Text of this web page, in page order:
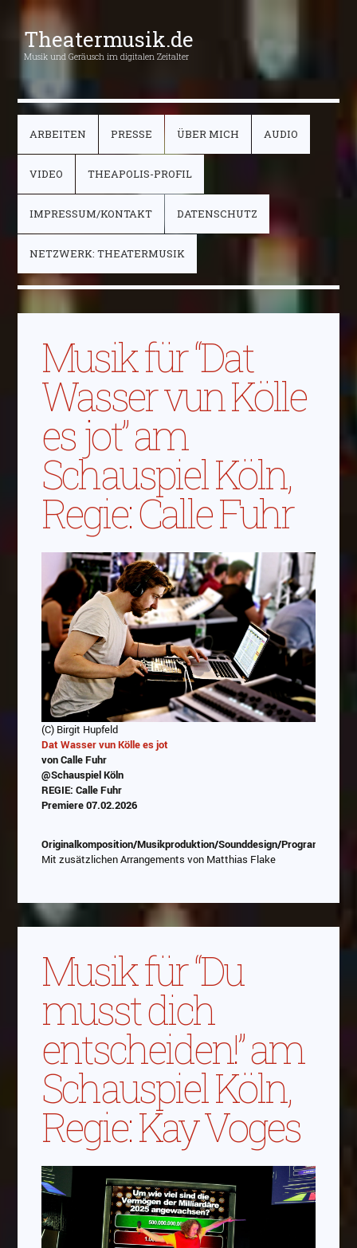
Theatermusik.de
Musik und Geräusch im digitalen Zeitalter
ARBEITEN PRESSE ÜBER MICH AUDIO
VIDEO THEAPOLIS-PROFIL
IMPRESSUM/KONTAKT DATENSCHUTZ
NETZWERK: THEATERMUSIK
Musik für “Dat
Wasser vun Kölle
es jot” am
Schauspiel Köln,
Regie: Calle Fuhr
(C) Birgit Hupfeld
Dat Wasser vun Kölle es jot
von Calle Fuhr
@Schauspiel Köln
REGIE: Calle Fuhr
Premiere 07.02.2026
Originalkomposition/Musikproduktion/Sounddesign/
Mit zusätzlichen Arrangements von Matthias Flake
Musik für “Du
musst dich
entscheiden!” am
Schauspiel Köln,
Regie: Kay Voges